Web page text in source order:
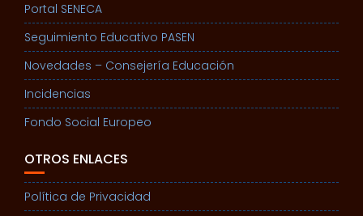
Portal SENECA
Seguimiento Educativo PASEN
Novedades – Consejería Educación
Incidencias
Fondo Social Europeo
OTROS ENLACES
Política de Privacidad